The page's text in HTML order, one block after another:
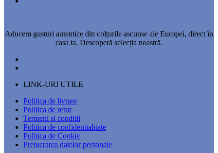
Aducem gusturi autentice din colțurile ascunse ale Europei, direct în
casa ta. Descoperă selecția noastră.
LINK-URI UTILE
Politica de livrare
Politica de retur
Termeni si conditii
Politica de confidentialitate
Politica de Cookie
Prelucrarea datelor personale